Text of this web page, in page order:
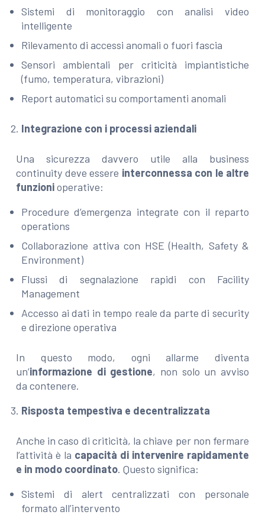
Sistemi di monitoraggio con analisi video
intelligente
Rilevamento di accessi anomali o fuori fascia
Sensori ambientali per criticità impiantistiche
(fumo, temperatura, vibrazioni)
Report automatici su comportamenti anomali
Integrazione con i processi aziendali
Una sicurezza davvero utile alla business
continuity deve essere interconnessa con le altre
funzionioperative:
Procedure d’emergenza integrate con il reparto
operations
Collaborazione attiva con HSE (Health, Safety &
Environment)
Flussi di segnalazione rapidi con Facility
Management
Accesso ai dati in tempo reale da parte di security
e direzione operativa
In questo modo, ogni allarme diventa
un’informazione di gestione, non solo un avviso
da contenere.
Risposta tempestiva e decentralizzata
Anche in caso di criticità, la chiave per non fermare
l’attività è la capacità di intervenire rapidamente
e in modo coordinato. Questo significa:
Sistemi di alert centralizzati con personale
formato all’intervento